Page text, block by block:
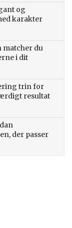
og
karakter
matcher du
i dit
trin for
resultat
der passer